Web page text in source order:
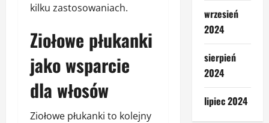
kilku zastosowaniach.
Ziołowe płukanki
jako wsparcie
dla włosów
Ziołowe płukanki to kolejny
wrzesień
2024
sierpień
2024
lipiec 2024